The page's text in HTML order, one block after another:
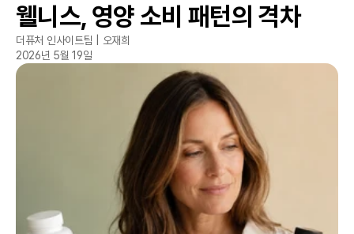
웰니스, 영양 소비 패턴의 격차
더퓨처 인사이트팀 | 오재희
2026년 5월 19일